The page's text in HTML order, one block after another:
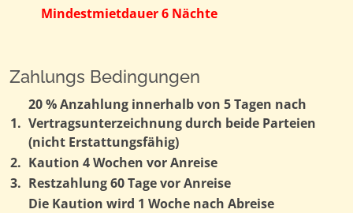
Mindestmietdauer 6 Nächte
Zahlungs Bedingungen
1.
20 % Anzahlung innerhalb von 5 Tagen nach
Vertragsunterzeichnung durch beide Parteien
(nicht Erstattungsfähig)
2. Kaution 4 Wochen vor Anreise
3. Restzahlung 60 Tage vor Anreise
Die Kaution wird 1 Woche nach Abreise